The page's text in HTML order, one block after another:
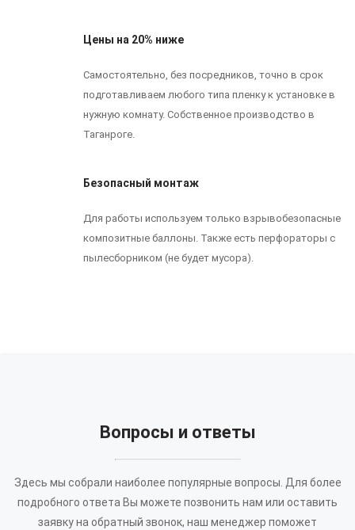
Цены на 20% ниже
Самостоятельно, без посредников, точно в срок
подготавливаем любого типа пленку к установке в
нужную комнату. Собственное производство в
Таганроге.
Безопасный монтаж
Для работы используем только взрывобезопасные
композитные баллоны. Также есть перфораторы с
пылесборником (не будет мусора).
Вопросы и ответы
Здесь мы собрали наиболее популярные вопросы. Для более
подробного ответа Вы можете позвонить нам или оставить
заявку на обратный звонок, наш менеджер поможет